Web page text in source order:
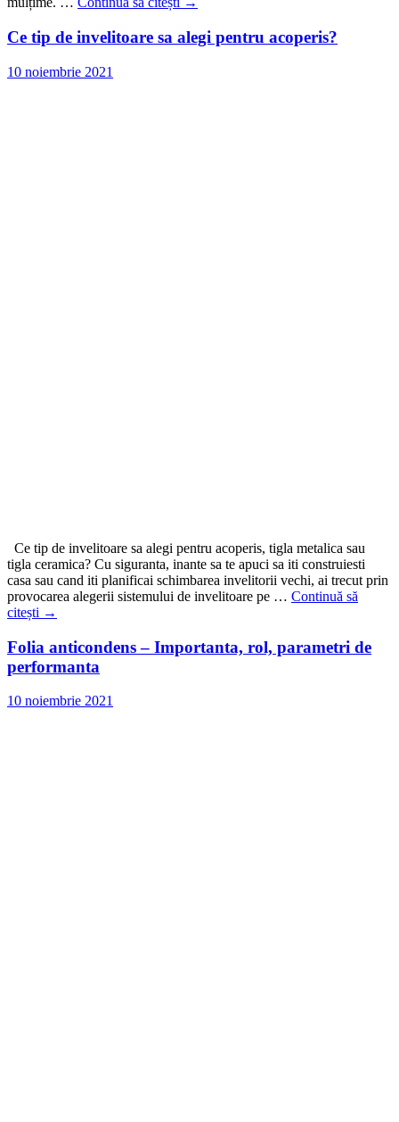
Ce tip de invelitoare sa alegi pentru acoperis?
10 noiembrie 2021
Ce tip de invelitoare sa alegi pentru acoperis, tigla metalica sau
tigla ceramica? Cu siguranta, inante sa te apuci sa iti construiesti
casa sau cand iti planificai schimbarea invelitorii vechi, ai trecut prin
provocarea alegerii sistemului de invelitoare pe … Continuă să
citești →
Folia anticondens – Importanta, rol, parametri de
performanta
10 noiembrie 2021